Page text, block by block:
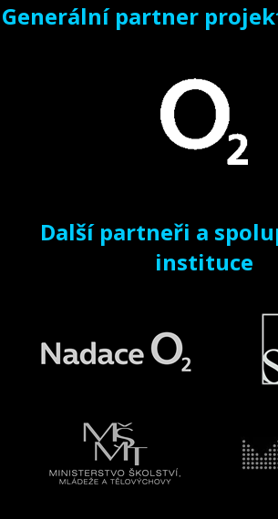
Generální partner
Další partneři a
instituce